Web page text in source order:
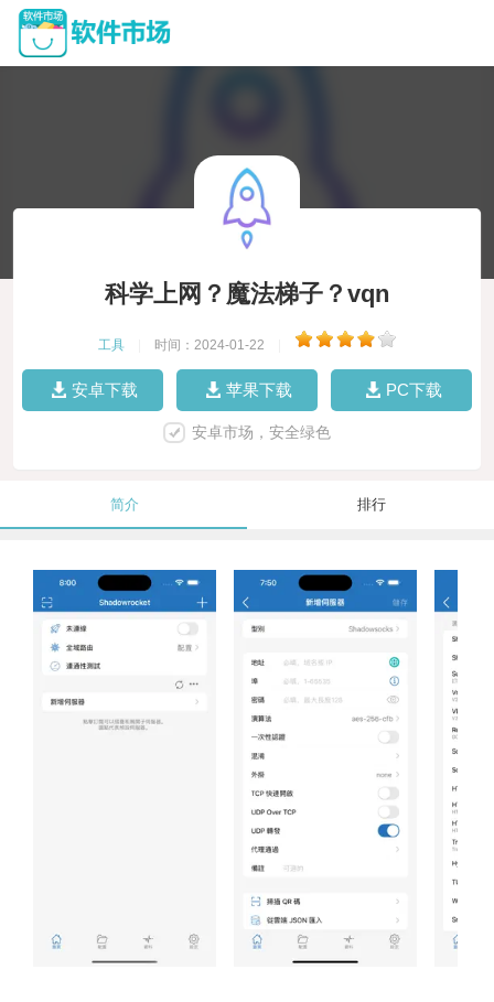
科学上网？魔法梯子？vqn
工具 时间：2024-01-22
安卓下载 苹果下载 PC下载
安卓市场，安全绿色
简介 排行